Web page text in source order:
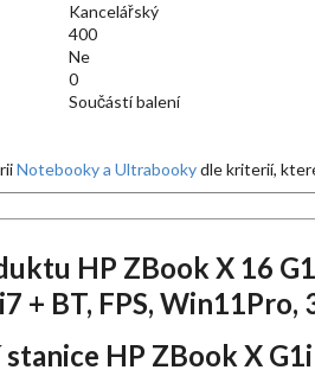
Kancelářský
400
Ne
0
Součástí balení
Notebooky a Ultrabookydle kriterií,
HP ZBook X 16
+ BT, FPS, Win11Pro,
HP ZBook X G1i